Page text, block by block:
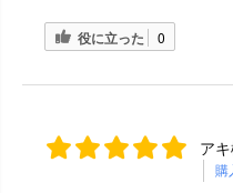
役に立った 0
ア
購